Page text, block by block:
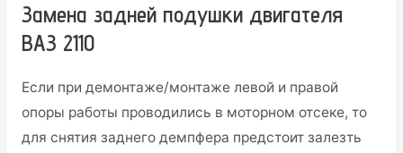
Замена задней подушки двигателя
ВАЗ 2110
Если при демонтаже/монтаже левой и правой
опоры работы проводились в моторном отсеке, то
для снятия заднего демпфера предстоит залезть